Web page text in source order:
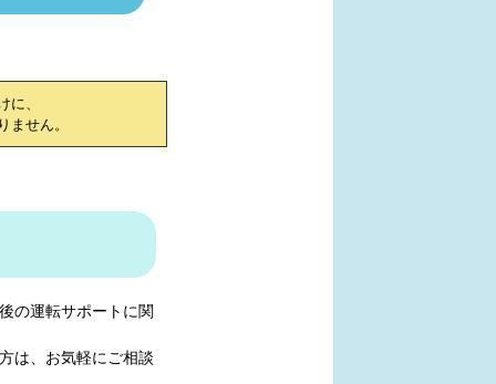
に、
せん。
の運転サポートに関
は、お気軽にご相談